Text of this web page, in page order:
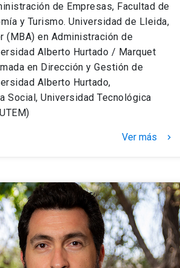
de Empresas, Facultad de
y Turismo. Universidad de Lleida,
(MBA) en Administración de
Alberto Hurtado / Marquet
en Dirección y Gestión de
Alberto Hurtado,
Social, Universidad Tecnológica
Ver más keyboard_arrow_right